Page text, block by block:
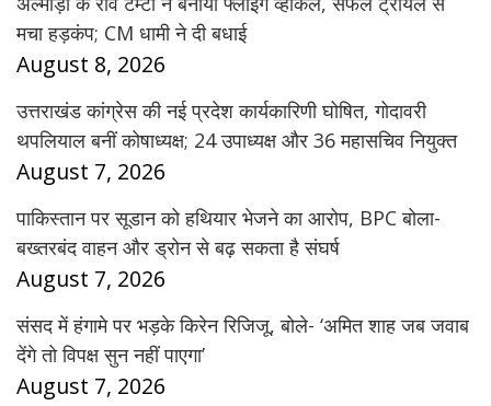
मचा हड़कंप; CM धामी ने दी बधाई
August 8, 2026
उत्तराखंड कांग्रेस की नई प्रदेश कार्यकारिणी घोषित, गोदावरी
थपलियाल बनीं कोषाध्यक्ष; 24 उपाध्यक्ष और 36 महासचिव नियुक्त
August 7, 2026
पाकिस्तान पर सूडान को हथियार भेजने का आरोप, BPC बोला-
बख्तरबंद वाहन और ड्रोन से बढ़ सकता है संघर्ष
August 7, 2026
संसद में हंगामे पर भड़के किरेन रिजिजू, बोले- ‘अमित शाह जब जवाब
देंगे तो विपक्ष सुन नहीं पाएगा’
August 7, 2026